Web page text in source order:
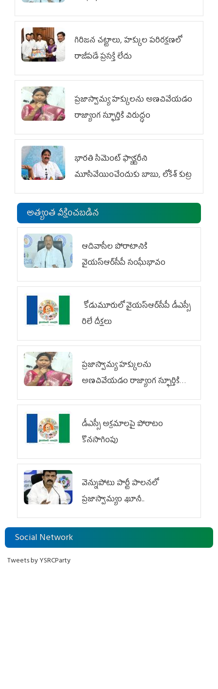
గిరిజన చట్టాలు, హక్కుల పరిరక్షణలో
రాజీపడే ప్రసక్తే లేదు
ప్రజాస్వామ్య హక్కులను అణచివేయడం
రాజ్యాంగ స్ఫూర్తికి విరుద్ధం
భారతి సిమెంట్ ఫ్యాక్టరీని
మూసివేయించేందుకు బాబు, లోకేశ్ కుట్ర
అత్యంత వీక్షించబడిన
ఆదివాసీల పోరాటానికి
వైయ‌స్ఆర్‌సీపీ సంఘీభావం
కోడుమూరులో వైయ‌స్ఆర్‌సీపీ డీఎస్సీ
రిలే దీక్షలు
ప్రజాస్వామ్య హక్కులను
అణచివేయడం రాజ్యాంగ స్ఫూర్తికి
విరుద్ధం
డీఎస్సీ అక్రమాలపై పోరాటం
కొనసాగింపు
వెన్నుపోటు పార్టీ పాలనలో
ప్రజాస్వామ్యం ఖూనీ..
Social Network
Tweets by YSRCParty